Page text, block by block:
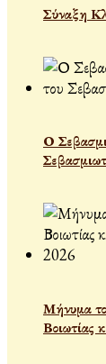
Σύναξη
Ο
Μήνυμα
Βοιωτίας